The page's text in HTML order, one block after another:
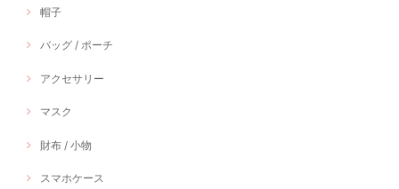
帽子
バッグ / ポーチ
アクセサリー
マスク
財布 / 小物
スマホケース